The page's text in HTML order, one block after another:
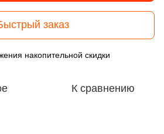
заказ
накопительной скидки
К сравнению